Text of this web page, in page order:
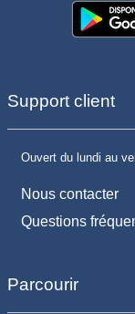
Support client
Ouvert du lundi au
Nous contacter
Questions
Parcourir